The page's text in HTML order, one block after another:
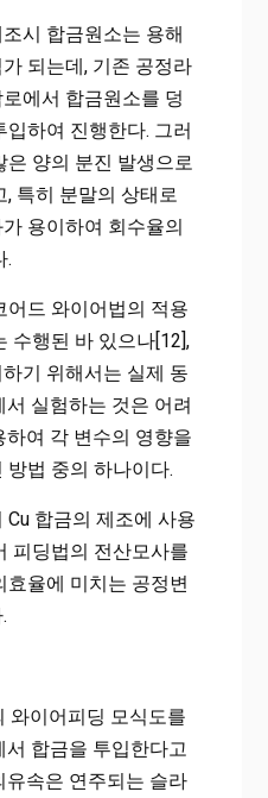
시 합금원소는 용해
되는데, 기존 공정라
에서 합금원소를 덩
하여 진행한다. 그러
은 양의 분진 발생으로
특히 분말의 상태로
용이하여 회수율의
.
어드 와이어법의 적용
수행된 바 있으나[12],
기 위해서는 실제 동
실험하는 것은 어려
여 각 변수의 영향을
법 중의 하나이다.
합금의 제조에 사용
피딩법의 전산모사를
율에 미치는 공정변
와이어피딩 모식도를
합금을 투입한다고
유속은 연주되는 슬라